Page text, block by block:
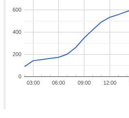
03:00 06:00 09:00 12:00
0
200
400
600